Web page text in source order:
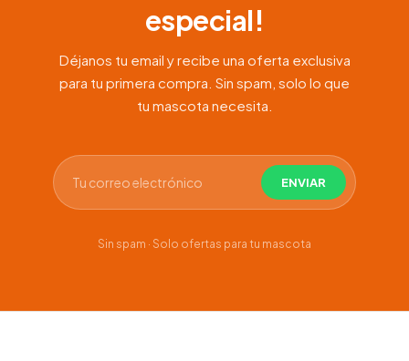
especial!
Déjanos tu email y recibe una oferta exclusiva
para tu primera compra. Sin spam, solo lo que
tu mascota necesita.
Sin spam · Solo ofertas para tu mascota